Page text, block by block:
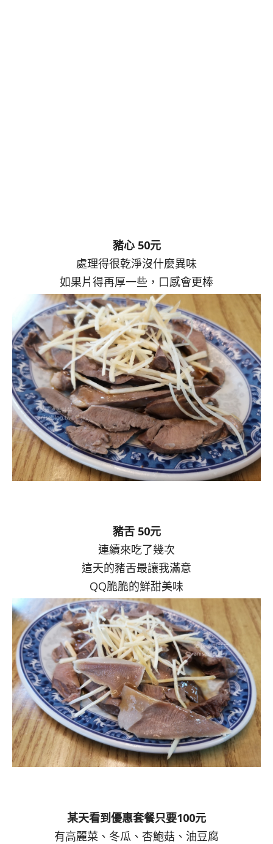
豬心 50元
處理得很乾淨沒什麼異味
如果片得再厚一些，口感會更棒
豬舌 50元
連續來吃了幾次
這天的豬舌最讓我滿意
QQ脆脆的鮮甜美味
某天看到優惠套餐只要100元
有高麗菜、冬瓜、杏鮑菇、油豆腐